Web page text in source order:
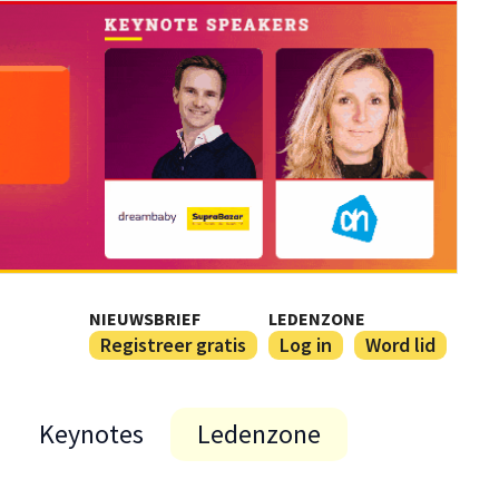
NIEUWSBRIEF
Registreer gratis
LEDENZONE
Log in Word lid
Keynotes Ledenzone